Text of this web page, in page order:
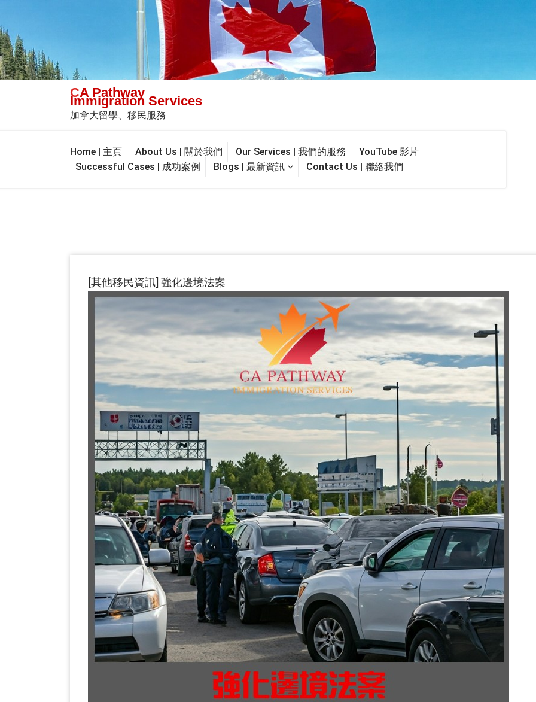
content
CA Pathway
Immigration Services
加拿大留學、移民服務
Home | 主頁 About Us | 關於我們 Our Services | 我們的服務
YouTube 影片
Successful Cases | 成功案例
Blogs | 最新資訊 Contact Us | 聯絡我們
[其他移民資訊] 強化邊境法案